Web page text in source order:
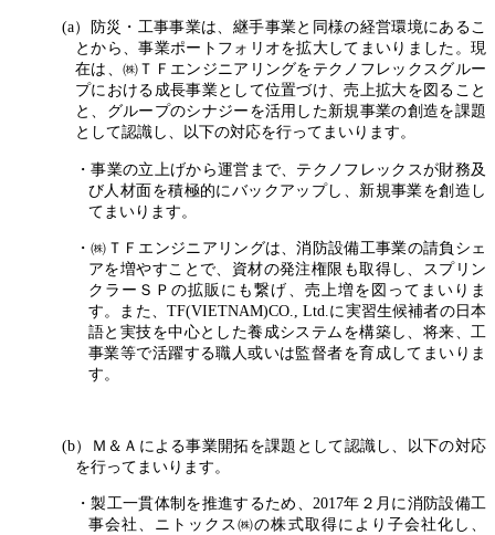
(a）防災・工事事業は、継手事業と同様の経営環境にあるこ
とから、事業ポートフォリオを拡大してまいりました。現
在は、㈱ＴＦエンジニアリングをテクノフレックスグルー
プにおける成長事業として位置づけ、売上拡大を図ること
と、グループのシナジーを活用した新規事業の創造を課題
として認識し、以下の対応を行ってまいります。
・事業の立上げから運営まで、テクノフレックスが財務及
び人材面を積極的にバックアップし、新規事業を創造し
てまいります。
・㈱ＴＦエンジニアリングは、消防設備工事業の請負シェ
アを増やすことで、資材の発注権限も取得し、スプリン
クラーＳＰの拡販にも繋げ、売上増を図ってまいりま
す。また、TF(VIETNAM)CO., Ltd.に実習生候補者の日本
語と実技を中心とした養成システムを構築し、将来、工
事業等で活躍する職人或いは監督者を育成してまいりま
す。
(b）Ｍ＆Ａによる事業開拓を課題として認識し、以下の対応
を行ってまいります。
・製工一貫体制を推進するため、2017年２月に消防設備工
事会社、ニトックス㈱の株式取得により子会社化し、